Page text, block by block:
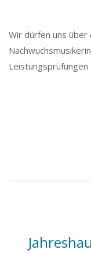
Wir dürfen uns